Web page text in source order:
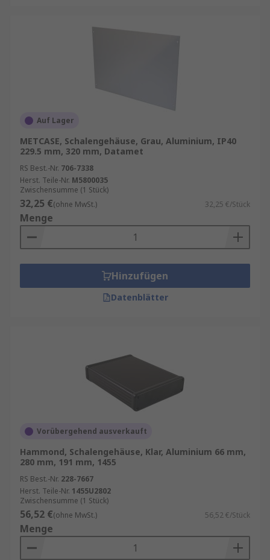
Auf Lager
METCASE, Schalengehäuse, Grau, Aluminium, IP40
229.5 mm, 320 mm, Datamet
RS Best.-Nr. 706-7338
Herst. Teile-Nr. M5800035
Zwischensumme (1 Stück)
32,25 €(ohne MwSt.) 32,25 €/Stück
Menge
Hinzufügen
Datenblätter
Vorübergehend ausverkauft
Hammond, Schalengehäuse, Klar, Aluminium 66 mm,
280 mm, 191 mm, 1455
RS Best.-Nr. 228-7667
Herst. Teile-Nr. 1455U2802
Zwischensumme (1 Stück)
56,52 €(ohne MwSt.) 56,52 €/Stück
Menge